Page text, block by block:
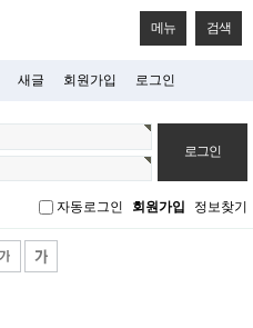
메뉴 검색
새글 회원가입 로그인
자동로그인 회원가입 정보찾기